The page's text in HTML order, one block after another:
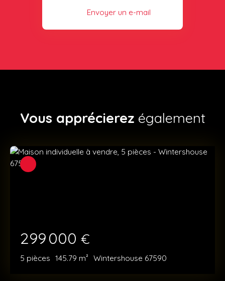
Envoyer un e-mail
Vous apprécierez également
299 000 €
5 pièces 145.79 m² Wintershouse 67590